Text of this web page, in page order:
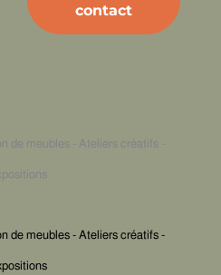
de meubles - Ateliers créatifs -
de meubles - Ateliers créatifs -